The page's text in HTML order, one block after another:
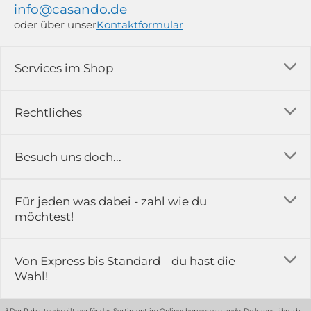
Rechtliches
Impressum
Rückgabe & Reklamation
Widerrufsrecht
Datenschutz-Einstellung
Services im Shop
Versandkosten
Erfahrungsberichte & Bewertungen
Kontakt
Karriere
Gewerbekunden
Grounding Page
Besuch uns doch...
in der Ausstellung...
51789 Lindlar
Hinweis:
info@casando.de
oder über unserKontaktformular
Für jeden was dabei - zahl wie du
möchtest!
Von Express bis Standard – du hast die
Wahl!